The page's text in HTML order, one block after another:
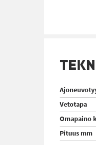
Vetotapa
Omapaino
Pituus mm